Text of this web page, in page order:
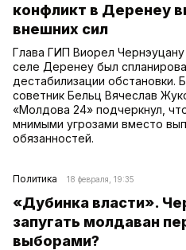
конфликт в Деренеу
внешних сил
Глава ГИП Виорел Чернэуцану
селе Деренеу был
дестабилизации обстановки.
советник Бельц Вячеслав
«Молдова 24» подчеркнул,
мнимыми угрозами вместо
обязанностей.
Политика 18 февраля, 19:35
«Дубинка власти».
запугать молдаван
выборами?